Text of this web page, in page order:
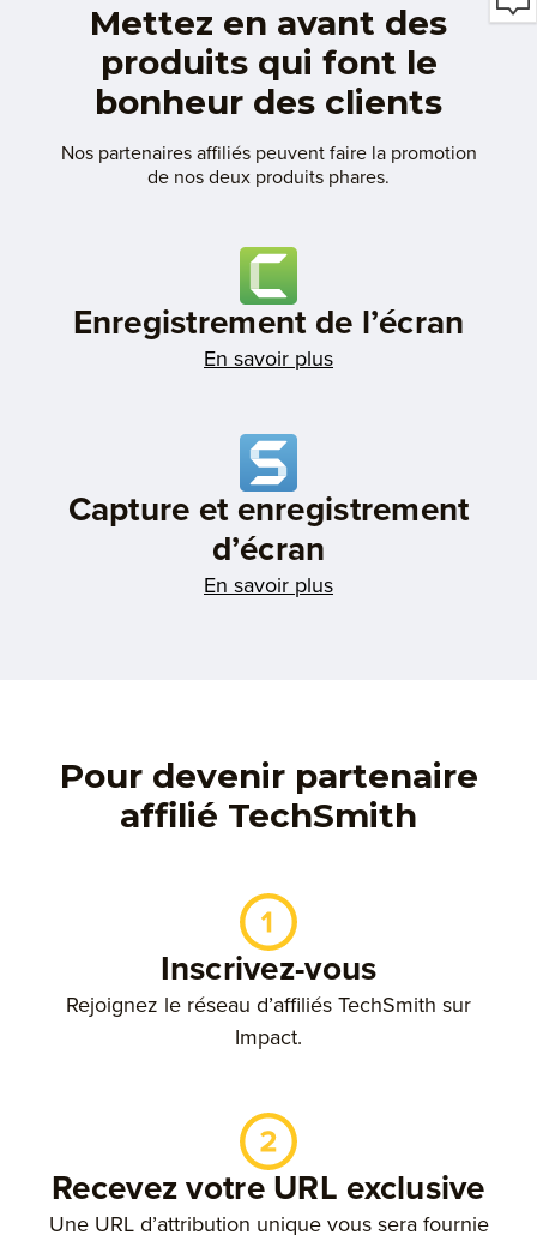
Mettez en avant des
produits qui font le
bonheur des clients
Nos partenaires affiliés peuvent faire la promotion
de nos deux produits phares.
Enregistrement de l’écran
En savoir plus
Capture et enregistrement
d’écran
En savoir plus
Pour devenir partenaire
affilié TechSmith
Inscrivez-vous
Rejoignez le réseau d’affiliés TechSmith sur
Impact.
Recevez votre URL exclusive
Une URL d’attribution unique vous sera fournie